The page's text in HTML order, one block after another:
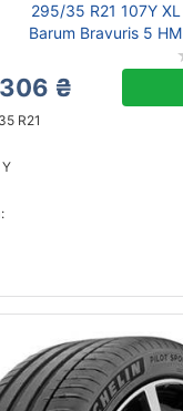
295/35 R21 107Y XL
Barum Bravuris 5 HM
₴
R21